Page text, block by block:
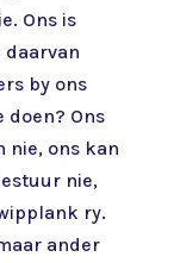
Ons is
by ons
doen? Ons
nie, ons kan
nie,
ry.
ander